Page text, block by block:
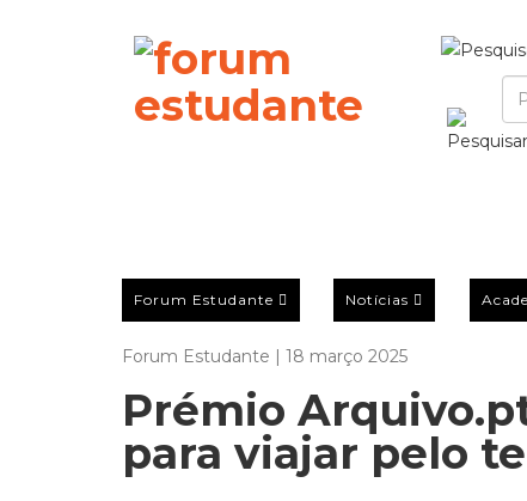
Forum Estudante Notícias
Forum Estudante | 18 março 2025
Prémio
para viajar pelo